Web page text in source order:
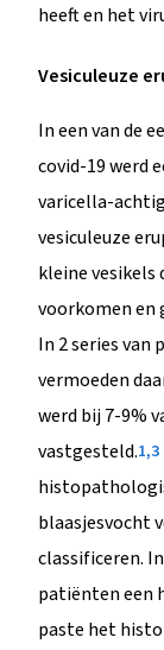
heeft en het
Vesiculeuze
In een van de
covid-19 werd
varicella-
vesiculeuze
kleine vesikels
voorkomen en
In 2 series van
vermoeden
werd bij 7-9%
vastgesteld.1,3
blaasjesvocht
classificeren.
patiënten een
paste het